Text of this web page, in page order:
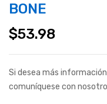
BONE
$53.98
Si desea más
comuníquese con